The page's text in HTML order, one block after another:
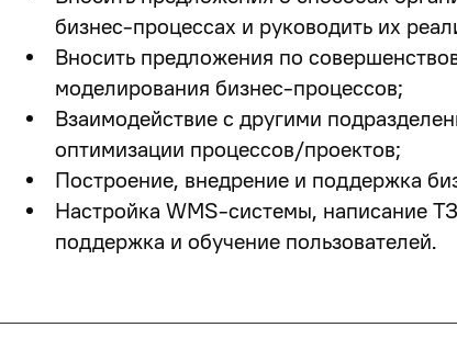
бизнес-процессах и руководить их
Вносить предложения по
моделирования бизнес-процессов;
Взаимодействие с другими
оптимизации процессов/проектов;
Построение, внедрение и поддержка
Настройка WMS-системы, написание
поддержка и обучение пользователей.